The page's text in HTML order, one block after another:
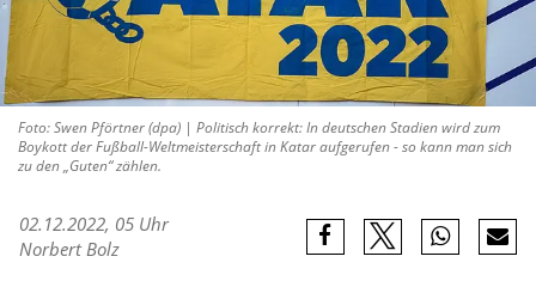
Foto: Swen Pförtner (dpa) | Politisch korrekt: In deutschen Stadien wird zum
Boykott der Fußball-Weltmeisterschaft in Katar aufgerufen - so kann man sich
zu den „Guten“ zählen.
02.12.2022, 05 Uhr
Norbert Bolz